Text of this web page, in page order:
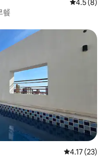
從 8 則評
4.5 (8)
餐
從 23 則評價
4.17 (23)